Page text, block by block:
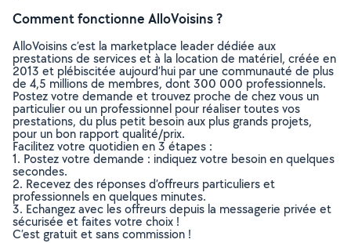
Comment fonctionne AlloVoisins ?
AlloVoisins c’est la marketplace leader dédiée aux
prestations de services et à la location de matériel, créée en
2013 et plébiscitée aujourd’hui par une communauté de plus
de 4,5 millions de membres, dont 300 000 professionnels.
Postez votre demande et trouvez proche de chez vous un
particulier ou un professionnel pour réaliser toutes vos
prestations, du plus petit besoin aux plus grands projets,
pour un bon rapport qualité/prix.
Facilitez votre quotidien en 3 étapes :
1. Postez votre demande : indiquez votre besoin en quelques
secondes.
2. Recevez des réponses d’offreurs particuliers et
professionnels en quelques minutes.
3. Echangez avec les offreurs depuis la messagerie privée et
sécurisée et faites votre choix !
C’est gratuit et sans commission !